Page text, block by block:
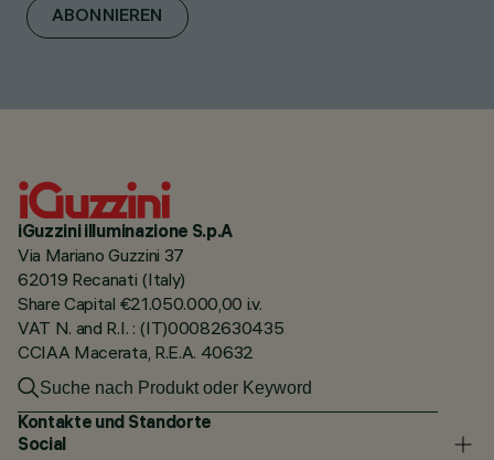
ABONNIEREN
iGuzzini illuminazione S.p.A
Via Mariano Guzzini 37
62019 Recanati (Italy)
Share Capital €21.050.000,00 i.v.
VAT N. and R.I. : (IT)00082630435
CCIAA Macerata, R.E.A. 40632
Kontakte und Standorte
Social